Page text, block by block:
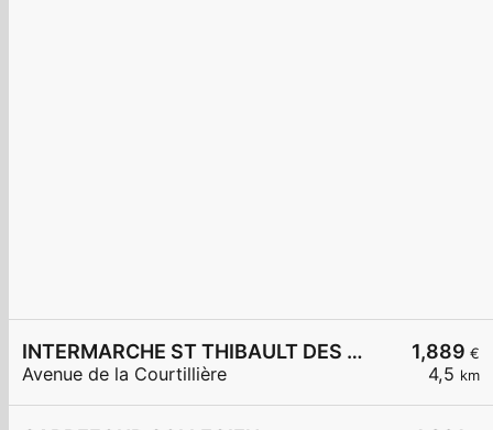
1,889 €
4,5 km
INTERMARCHE ST THIBAULT DES VIGNES
Avenue de la Courtillière